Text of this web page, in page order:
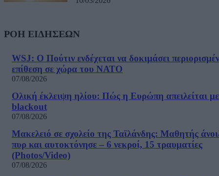
ΡΟΗ ΕΙΔΗΣΕΩΝ
WSJ: Ο Πούτιν ενδέχεται να δοκιμάσει
επίθεση σε χώρα του ΝΑΤΟ
07/08/2026
Ολική έκλειψη ηλίου: Πώς η Ευρώπη απειλείται με
blackout
07/08/2026
Μακελειό σε σχολείο της Ταϊλάνδης: Μαθητής
πυρ και αυτοκτόνησε – 6 νεκροί, 15 τραυματίες
(Photos/Video)
07/08/2026